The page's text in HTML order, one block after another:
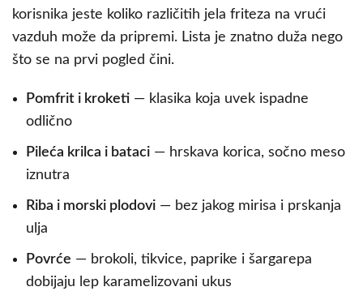
korisnika jeste koliko različitih jela friteza na vrući
vazduh može da pripremi. Lista je znatno duža nego
što se na prvi pogled čini.
Pomfrit i kroketi — klasika koja uvek ispadne
odlično
Pileća krilca i bataci — hrskava korica, sočno meso
iznutra
Riba i morski plodovi — bez jakog mirisa i prskanja
ulja
Povrće — brokoli, tikvice, paprike i šargarepa
dobijaju lep karamelizovani ukus